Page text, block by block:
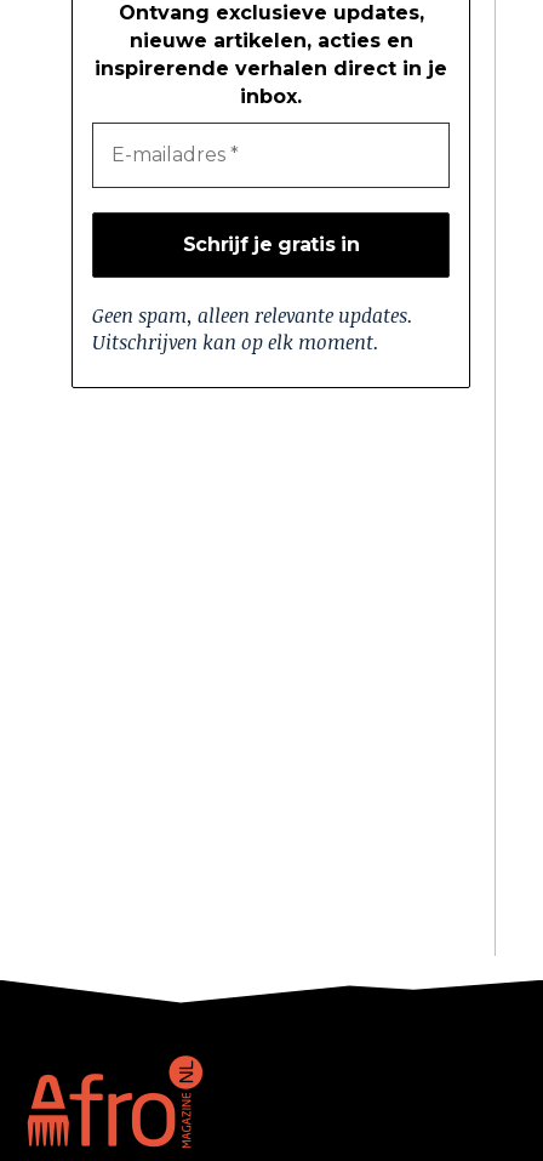
Ontvang exclusieve updates,
nieuwe artikelen, acties en
inspirerende verhalen direct in je
inbox.
Geen spam, alleen relevante updates.
Uitschrijven kan op elk moment.